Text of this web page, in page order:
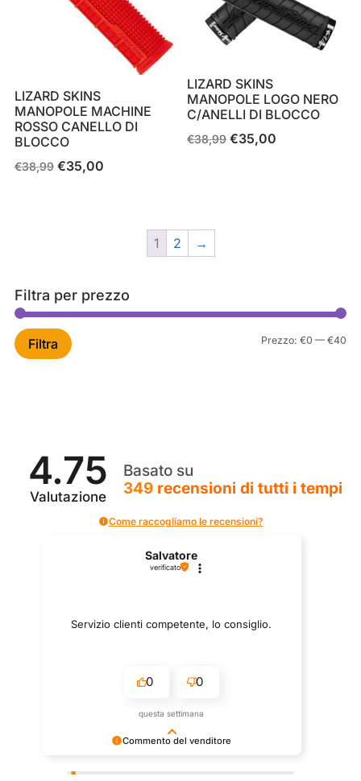
LIZARD SKINS
MANOPOLE MACHINE
ROSSO CANELLO DI
BLOCCO
€38,99 Il
€35,00Il
LIZARD SKINS
MANOPOLE LOGO NERO
C/ANELLI DI BLOCCO
€38,99 Il
€35,00
1 2 →
Filtra per prezzo
Filtra Prezzo:€0 —€40
4.75
Valutazione
Basato su
349recensioni di tutti i tempi
Come raccogliamo le recensioni?
Commento del venditore
Salvatore
verificato
Servizio clienti competente, lo consiglio.
0 0
questa settimana